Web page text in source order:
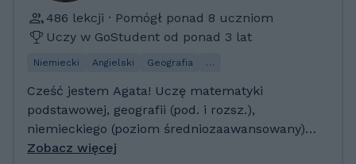
przygotowanie pedagogiczne. Prowadziłam
zajęcia z dziećmi, młodzieżą i dorosłymi,
przygotowując uczniów do sprawdzianów,
doświadczenie w ocenianiu prac
egzaminacyjnych, dzięki czemu dobrze znam
wymagania egzaminacyjne i potrafię
skutecznie przygotowywać uczniów w
486 lekcji · Pomógł ponad 8 uczniom
Uczy w GoStudent od ponad 3 lat
Niemiecki Angielski Geografia …
Cześć jestem Agata! Uczę matematyki
podstawowej, geografii (pod. i rozsz.),
niemieckiego (poziom średniozaawansowany) i
angielskiego (pod. i rozsz.) Uwielbiam
Zobacz więcej